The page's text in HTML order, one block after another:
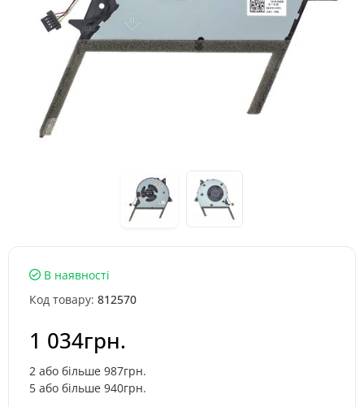
В наявності
Код товару: 812570
1 034грн.
2 або більше 987грн.
5 або більше 940грн.